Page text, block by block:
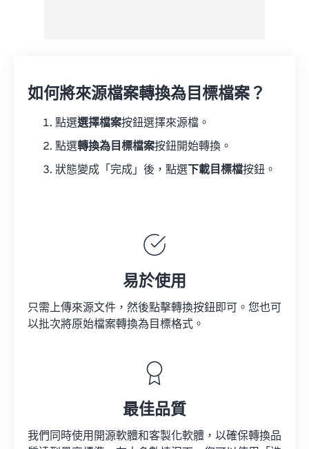
如何將來源檔案轉換為目標檔案？
點選選擇檔案按鈕選擇來源檔。
點選轉換為目標檔案按鈕開始轉換。
狀態變成「完成」後，點選 下載目標檔按鈕。
易於使用
只需上傳來源文件，然後點擊轉換按鈕即可。您也可
以批次將原始檔案轉換為目標格式。
最佳品質
我們同時使用開源軟體和客製化軟體，以確保轉換品